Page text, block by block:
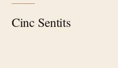
Cinc Sentits